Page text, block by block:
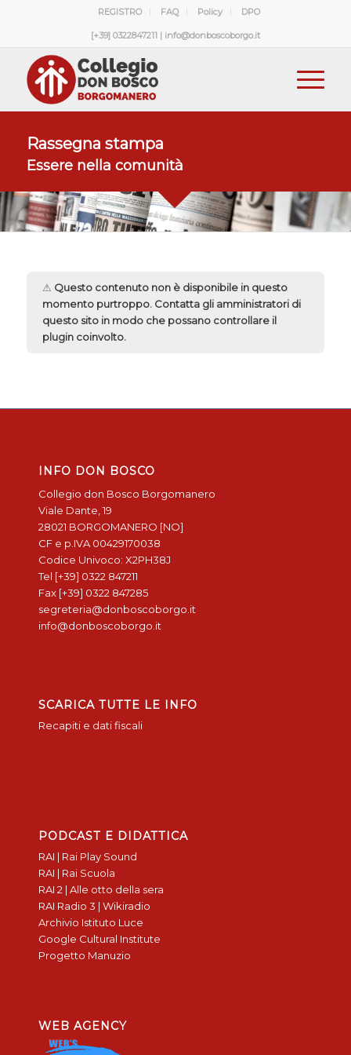
REGISTRO FAQ Policy DPO
[+39] 0322847211 | info@donboscoborgo.it
Rassegna stampa
Essere nella comunità
⚠ Questo contenuto non è disponibile in questo
momento purtroppo. Contatta gli amministratori di
questo sito in modo che possano controllare il
plugin coinvolto.
INFO DON BOSCO
Collegio don Bosco Borgomanero
Viale Dante, 19
28021 BORGOMANERO [NO]
CF e p.IVA 00429170038
Codice Univoco: X2PH38J
Tel [+39] 0322 847211
Fax [+39] 0322 847285
segreteria@donboscoborgo.it
info@donboscoborgo.it
SCARICA TUTTE LE INFO
Recapiti e dati fiscali
PODCAST E DIDATTICA
RAI | Rai Play Sound
RAI | Rai Scuola
RAI 2 | Alle otto della sera
RAI Radio 3 | Wikiradio
Archivio Istituto Luce
Google Cultural Institute
Progetto Manuzio
WEB AGENCY